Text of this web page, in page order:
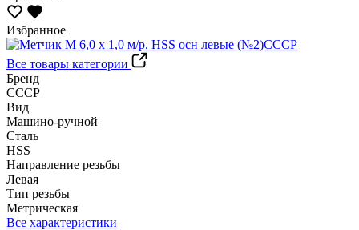
Избранное
Все товары категории
Бренд
СССР
Вид
Машино-ручной
Сталь
HSS
Направление резьбы
Левая
Тип резьбы
Метрическая
Все характеристики